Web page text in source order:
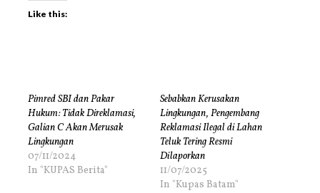
Like this:
Pimred SBI dan Pakar
Hukum: Tidak Direklamasi,
Galian C Akan Merusak
Lingkungan
07/11/2024
In "KUPAS Berita"
Sebabkan Kerusakan
Lingkungan, Pengembang
Reklamasi Ilegal di Lahan
Teluk Tering Resmi
Dilaporkan
11/07/2025
In "Kupas Batam"